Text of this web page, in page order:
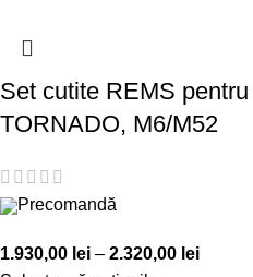
Set cutite REMS
TORNADO, M6/M52
Precomandă
1.930,00 lei – 2.320,00 lei